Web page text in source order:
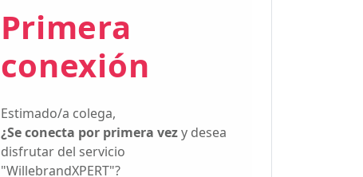
Primera
conexión
Estimado/a colega,
¿Se conecta por primera vezy desea
disfrutar del servicio
"WillebrandXPERT"?